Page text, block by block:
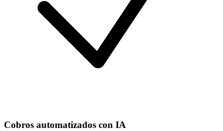
Cobros automatizados con IA